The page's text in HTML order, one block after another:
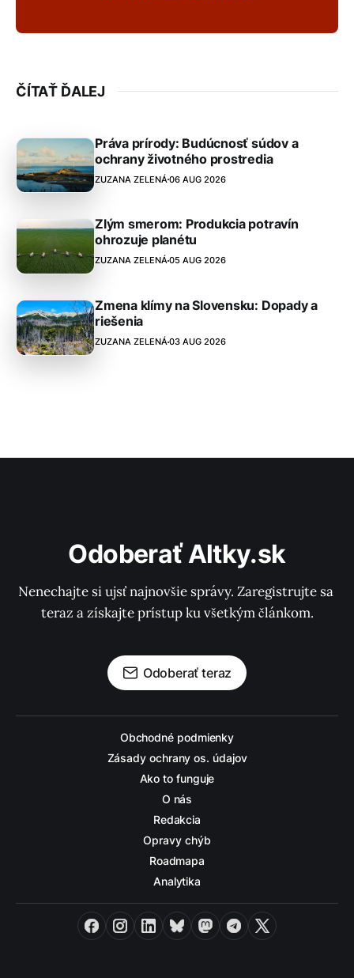
ČÍTAŤ ĎALEJ
Práva prírody: Budúcnosť súdov a
ochrany životného prostredia
ZUZANA ZELENÁ06 AUG 2026
Zlým smerom: Produkcia potravín
ohrozuje planétu
ZUZANA ZELENÁ05 AUG 2026
Zmena klímy na Slovensku: Dopady a
riešenia
ZUZANA ZELENÁ03 AUG 2026
Odoberať Altky.sk
Nenechajte si ujsť najnovšie správy. Zaregistrujte sa
teraz a získajte prístup ku všetkým článkom.
Odoberať teraz
Obchodné podmienky
Zásady ochrany os. údajov
Ako to funguje
O nás
Redakcia
Opravy chýb
Roadmapa
Analytika
FacebookInstagramLinkedInBlueskyMastodon
Telegram
X